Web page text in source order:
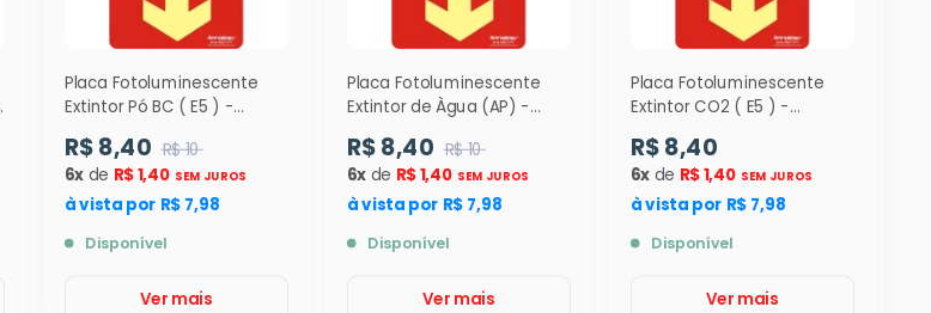
Placa Fotoluminescente
Extintor Pó BC ( E5 ) -
R$ 8,40 R$ 10
6xde R$ 1,40 SEM JUROS
à vista por R$ 7,98
Disponível
Ver mais
Placa Fotoluminescente
Extintor de Àgua (AP) -
R$ 8,40 R$ 10
6x de R$ 1,40 SEM JUROS
à vista por R$ 7,98
Disponível
Ver mais
Placa Fotoluminescente
Extintor CO2 ( E5 ) -
R$ 8,40
6xde R$ 1,40 SEM JUROS
à vista por R$ 7,98
Disponível
Ver mais